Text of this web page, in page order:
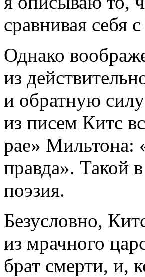
сравнивая себя
Однако
из
и обратную
из писем Китс
рае» Мильтона:
правда». Такой
поэзия.
Безусловно,
из мрачного
брат смерти, и,